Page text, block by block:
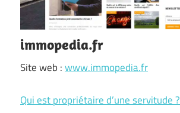
immopedia.fr
Site web :www.immopedia.fr
Qui est propriétaire d’une servitude ?